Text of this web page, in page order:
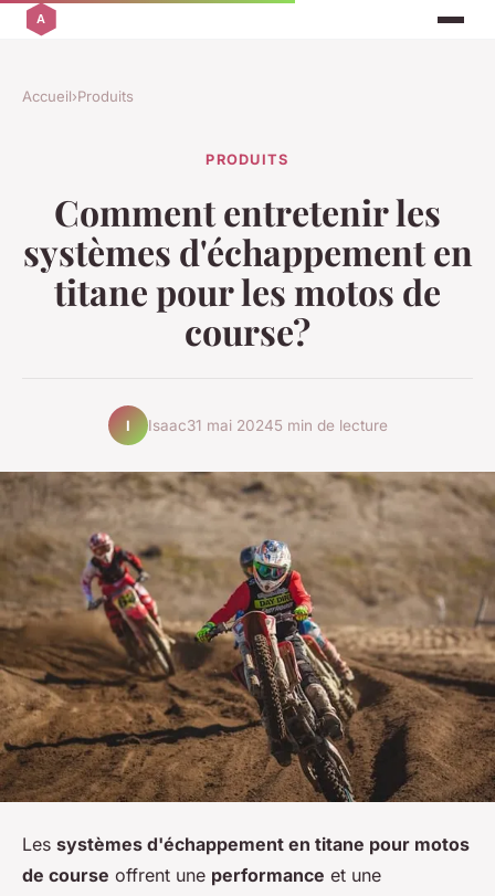
Accueil›Produits
PRODUITS
Comment entretenir les
systèmes d'échappement en
titane pour les motos de
course?
I Isaac31 mai 20245 min de lecture
Les systèmes d'échappement en titane pour motos
de course offrent une performance et une